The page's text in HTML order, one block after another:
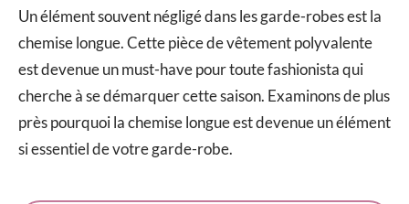
Un élément souvent négligé dans les garde-robes est la
chemise longue. Cette pièce de vêtement polyvalente
est devenue un must-have pour toute fashionista qui
cherche à se démarquer cette saison. Examinons de plus
près pourquoi la chemise longue est devenue un élément
si essentiel de votre garde-robe.